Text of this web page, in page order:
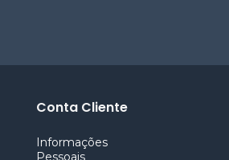
Conta Cliente
Informações
Pessoais